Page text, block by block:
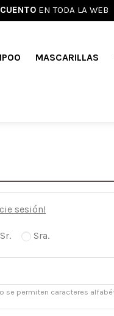
EN TODA LA WEB
MASCARILLAS
sesión!
Sr. Sra.
se permiten caracteres